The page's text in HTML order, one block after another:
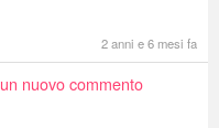
2 anni e 6 mesi fa
un nuovo commento